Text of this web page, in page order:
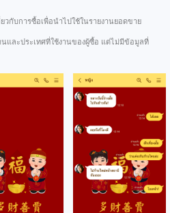
วกับการซื้อเพื่อนำไปใช้ในรายงานยอดขาย
และประเทศที่ใช้งานของผู้ซื้อ แต่ไม่มีข้อมูลที่